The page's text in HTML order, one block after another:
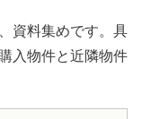
資料集めです。具
入物件と近隣物件